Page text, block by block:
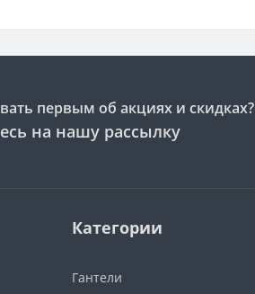
первым об акциях и скидках?
на нашу рассылку
Категории
Гантели